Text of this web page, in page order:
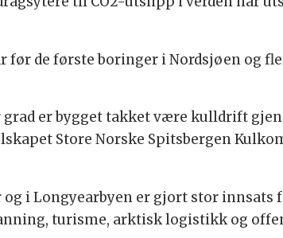
før de første boringer i Nordsjøen og
er bygget takket være kulldrift
Store Norske Spitsbergen
i Longyearbyen er gjort stor innsats
turisme, arktisk logistikk og